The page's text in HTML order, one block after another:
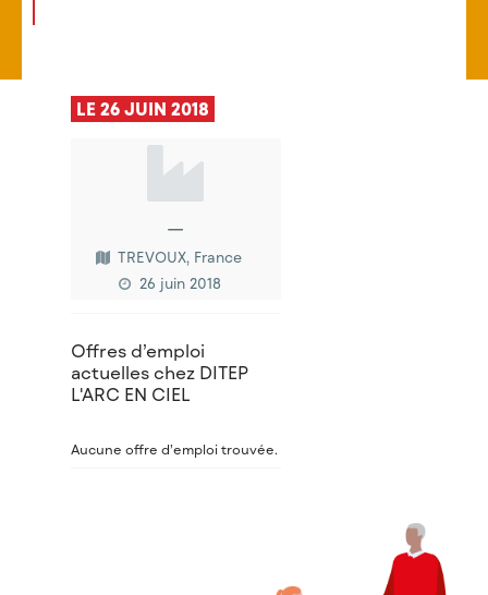
LE 26 JUIN 2018
—
TREVOUX, France
26 juin 2018
Offres d’emploi
actuelles chez DITEP
L'ARC EN CIEL
Aucune offre d’emploi trouvée.